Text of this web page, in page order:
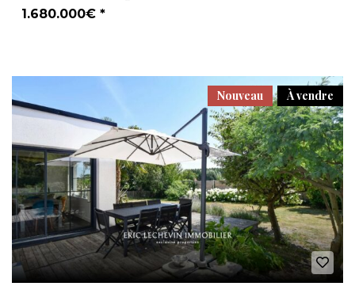
1.680.000€ *
À vendre
Nouveau